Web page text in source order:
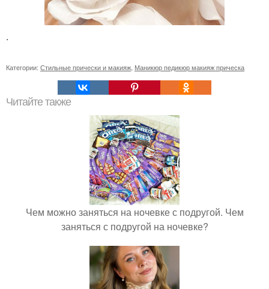
.
Категории: Стильные прически и макияж Маникюр педикюр макияж прическа
Читайте также
Чем можно заняться на ночевке с подругой. Чем
заняться с подругой на ночевке?